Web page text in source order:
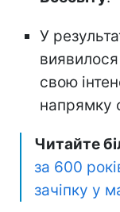
У
свою
напрямку
Читайте
за 600
зачіпку у